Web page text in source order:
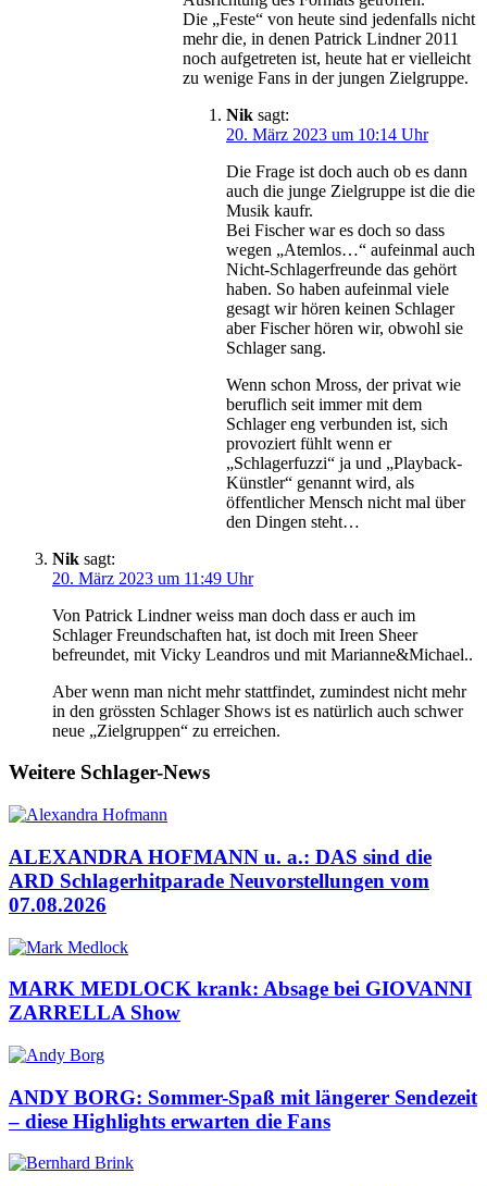
Die „Feste“ von heute sind jedenfalls nicht
mehr die, in denen Patrick Lindner 2011
noch aufgetreten ist, heute hat er vielleicht
zu wenige Fans in der jungen Zielgruppe.
Nik sagt:
20. März 2023 um 10:14 Uhr
Die Frage ist doch auch ob es dann
auch die junge Zielgruppe ist die die
Musik kaufr.
Bei Fischer war es doch so dass
wegen „Atemlos…“ aufeinmal auch
Nicht-Schlagerfreunde das gehört
haben. So haben aufeinmal viele
gesagt wir hören keinen Schlager
aber Fischer hören wir, obwohl sie
Schlager sang.
Wenn schon Mross, der privat wie
beruflich seit immer mit dem
Schlager eng verbunden ist, sich
provoziert fühlt wenn er
„Schlagerfuzzi“ ja und „Playback-
Künstler“ genannt wird, als
öffentlicher Mensch nicht mal über
den Dingen steht…
Nik sagt:
20. März 2023 um 11:49 Uhr
Von Patrick Lindner weiss man doch dass er auch im
Schlager Freundschaften hat, ist doch mit Ireen Sheer
befreundet, mit Vicky Leandros und mit Marianne&Michael..
Aber wenn man nicht mehr stattfindet, zumindest nicht mehr
in den grössten Schlager Shows ist es natürlich auch schwer
neue „Zielgruppen“ zu erreichen.
Weitere Schlager-News
ALEXANDRA HOFMANN u. a.: DAS sind die
ARD Schlagerhitparade Neuvorstellungen vom
07.08.2026
MARK MEDLOCK krank: Absage bei GIOVANNI
ZARRELLA Show
ANDY BORG: Sommer-Spaß mit längerer Sendezeit
– diese Highlights erwarten die Fans